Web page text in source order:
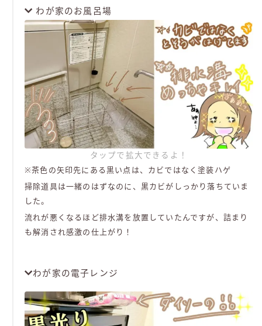
わが家のお風呂場
タップで拡大できるよ！
※茶色の矢印先にある黒い点は、カビではなく塗装ハゲ
掃除道具は一緒のはずなのに、黒カビがしっかり落ちていま
した。
流れが悪くなるほど排水溝を放置していたんですが、詰まり
も解消され感激の仕上がり！
わが家の電子レンジ